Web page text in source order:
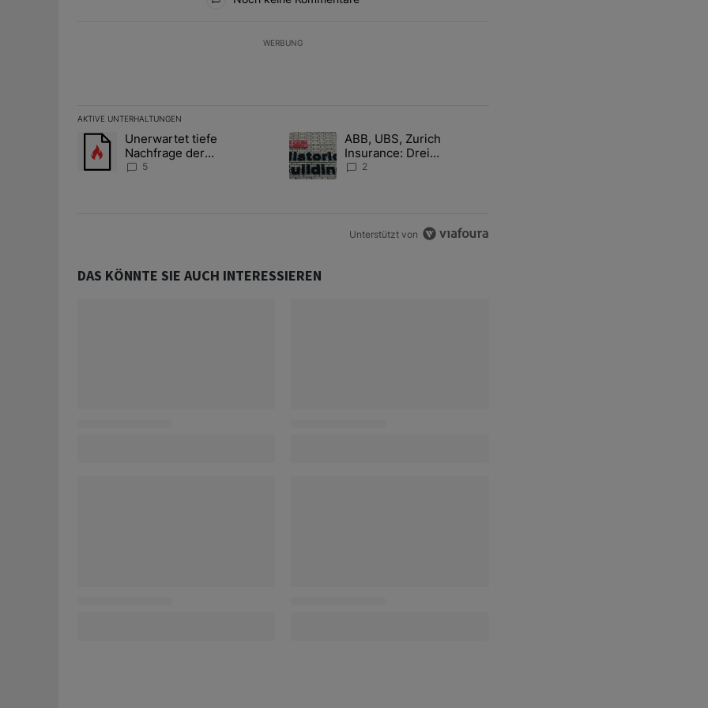
WERBUNG
AKTIVE UNTERHALTUNGEN
Das Folgende ist eine Liste der am meisten kommentierten Artikel der letzten 7 days.
Ein Trendartikel mit dem Titel "Unerwartet tiefe Nachfrage der Zentralbanken könnte Goldpreis weiter belasten" mit 5
Unerwartet tiefe
Nachfrage der
Zentralbanken könnte
5
Ein Trendartikel mit dem Titel "ABB, UBS, Zurich Insurance: Drei Schweizer
ABB, UBS, Zurich
Insurance: Drei
Schweizer Aktien auf der
2
Unterstützt von
DAS KÖNNTE SIE AUCH INTERESSIEREN